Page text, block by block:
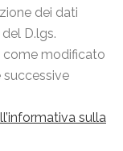
dei dati
D.lgs.
come modificato
successive
sulla